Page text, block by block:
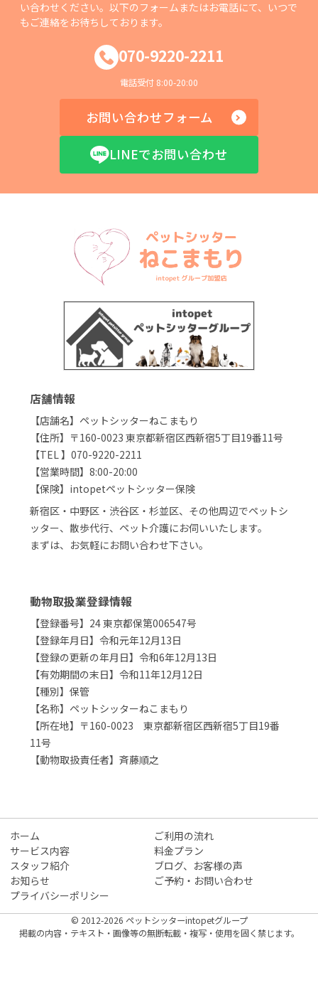
い合わせください。以下のフォームまたはお電話にて、いつで
もご連絡をお待ちしております。
070-9220-2211
電話受付 8:00-20:00
お問い合わせフォーム
LINEでお問い合わせ
店舗情報
【店舗名】ペットシッターねこまもり
【住所】〒160-0023 東京都新宿区西新宿5丁目19番11号
【TEL 】070-9220-2211
【営業時間】8:00-20:00
【保険】intopetペットシッター保険
新宿区・中野区・渋谷区・杉並区、その他周辺でペットシ
ッター、散歩代行、ペット介護にお伺いいたします。
まずは、お気軽にお問い合わせ下さい。
動物取扱業登録情報
【登録番号】24 東京都保第006547号
【登録年月日】令和元年12月13日
【登録の更新の年月日】令和6年12月13日
【有効期間の末日】令和11年12月12日
【種別】保管
【名称】ペットシッターねこまもり
【所在地】〒160-0023 東京都新宿区西新宿5丁目19番
11号
【動物取扱責任者】斉藤順之
ホーム
ご利用の流れ
サービス内容
料金プラン
スタッフ紹介
ブログ、お客様の声
お知らせ
ご予約・お問い合わせ
プライバシーポリシー
© 2012-2026 ペットシッターintopetグループ
掲載の内容・テキスト・画像等の無断転載・複写・使用を固く禁じます。